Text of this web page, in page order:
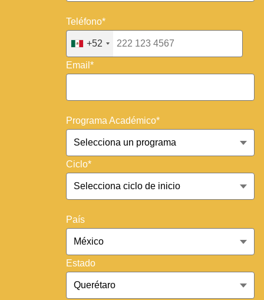
Teléfono*
+52
Email*
Programa Académico*
Ciclo*
País
Estado